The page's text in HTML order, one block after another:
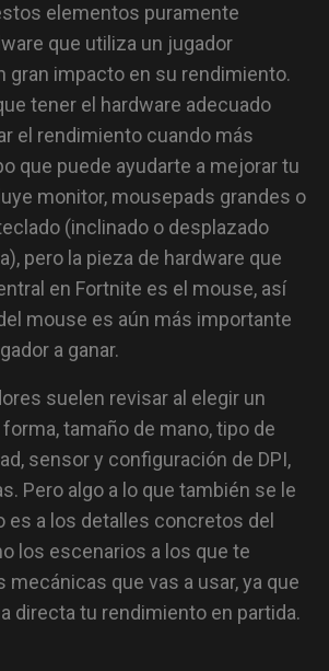
elementos puramente
que utiliza un jugador
gran impacto en su rendimiento.
tener el hardware adecuado
el rendimiento cuando más
que puede ayudarte a mejorar tu
monitor, mousepads grandes o
(inclinado o desplazado
pero la pieza de hardware que
en Fortnite es el mouse, así
mouse es aún más importante
a ganar.
suelen revisar al elegir un
tamaño de mano, tipo de
sensor y configuración de DPI,
Pero algo a lo que también se le
es a los detalles concretos del
los escenarios a los que te
mecánicas que vas a usar, ya que
directa tu rendimiento en partida.